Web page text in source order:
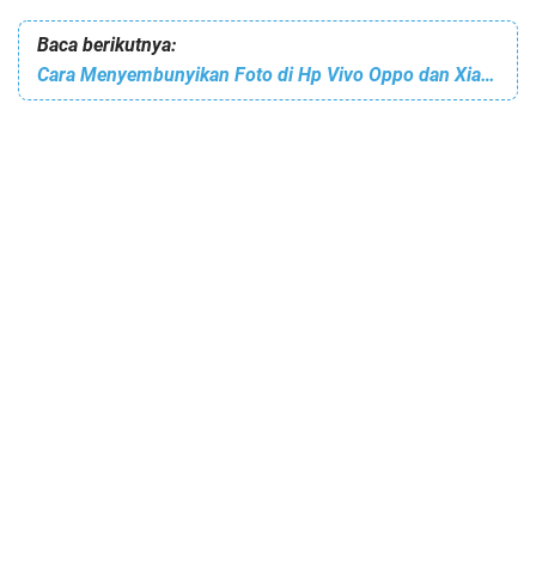
Baca berikutnya:
Cara Menyembunyikan Foto di Hp Vivo Oppo dan Xiaomi